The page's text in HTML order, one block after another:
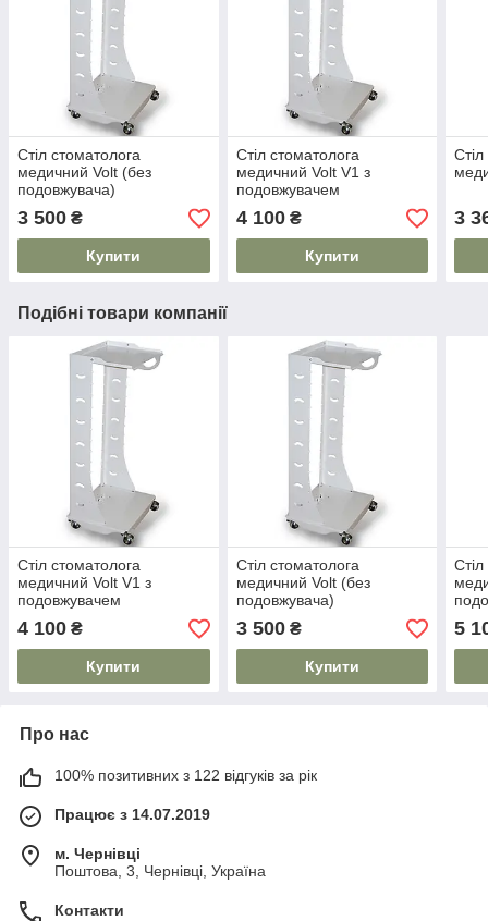
Стіл стоматолога
медичний Volt (без
подовжувача)
3 500 ₴
Купити
Стіл стоматолога
медичний Volt V1 з
подовжувачем
4 100₴
Купити
3
Подібні товари компанії
Стіл стоматолога
медичний Volt V1 з
подовжувачем
4 100 ₴
Купити
Стіл стоматолога
медичний Volt (без
подовжувача)
3 500₴
Купити
5
Про нас
100% позитивних з 122 відгуків за рік
Працює з 14.07.2019
м. Чернівці
Поштова, 3, Чернівці, Україна
Контакти